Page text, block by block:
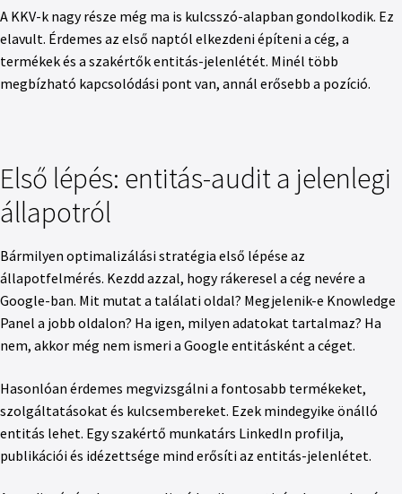
A KKV-k nagy része még ma is kulcsszó-alapban gondolkodik. Ez
elavult. Érdemes az első naptól elkezdeni építeni a cég, a
termékek és a szakértők entitás-jelenlétét. Minél több
megbízható kapcsolódási pont van, annál erősebb a pozíció.
Első lépés: entitás-audit a jelenlegi
állapotról
Bármilyen optimalizálási stratégia első lépése az
állapotfelmérés. Kezdd azzal, hogy rákeresel a cég nevére a
Google-ban. Mit mutat a találati oldal? Megjelenik-e Knowledge
Panel a jobb oldalon? Ha igen, milyen adatokat tartalmaz? Ha
nem, akkor még nem ismeri a Google entitásként a céget.
Hasonlóan érdemes megvizsgálni a fontosabb termékeket,
szolgáltatásokat és kulcsembereket. Ezek mindegyike önálló
entitás lehet. Egy szakértő munkatárs LinkedIn profilja,
publikációi és idézettsége mind erősíti az entitás-jelenlétet.